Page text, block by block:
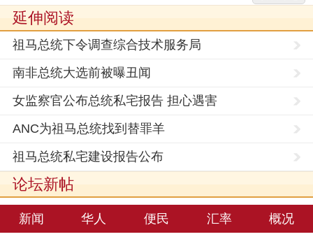
延伸阅读
祖马总统下令调查综合技术服务局
南非总统大选前被曝丑闻
女监察官公布总统私宅报告 担心遇害
ANC为祖马总统找到替罪羊
祖马总统私宅建设报告公布
论坛新帖
新闻 华人 便民 汇率 概况